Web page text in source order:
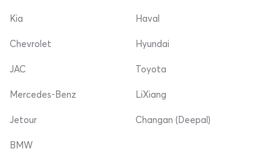
Kia
Chevrolet
Haval
Hyundai
JAC
Mercedes-Benz
Jetour
Toyota
LiXiang
Changan (Deepal)
BMW